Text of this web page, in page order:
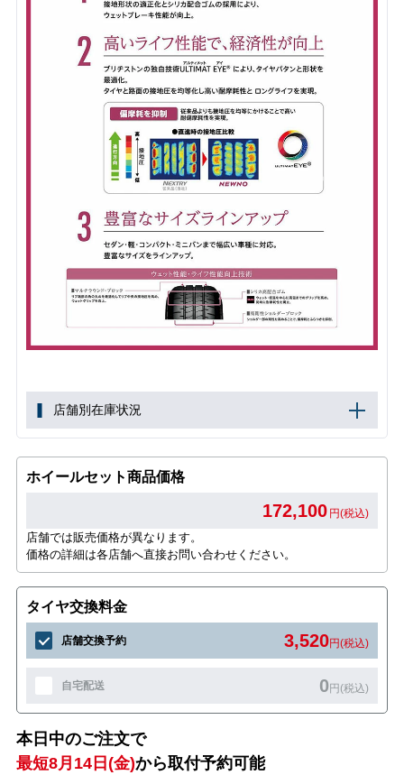
店舗別在庫状況
ホイールセット商品価格
172,100 円(税込)
店舗では販売価格が異なります。
価格の詳細は各店舗へ直接お問い合わせください。
タイヤ交換料金
店舗交換予約 3,520円(税込)
自宅配送 0円(税込)
本日中のご注文で
最短8月14日(金)から取付予約可能